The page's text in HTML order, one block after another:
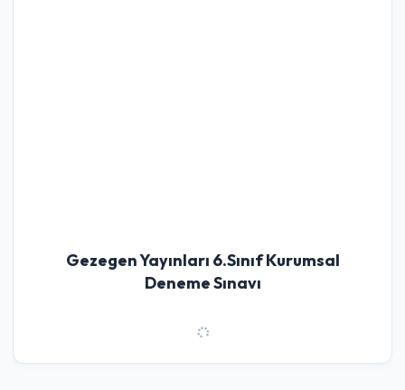
Gezegen Yayınları 6.Sınıf Kurumsal
Deneme Sınavı